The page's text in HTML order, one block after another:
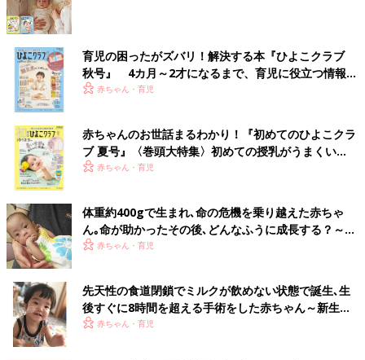
育児の困ったがズバリ！解決する本『ひよこクラブ
秋号』 4カ月～2才になるまで、育児に役立つ情報が
いっぱい！
赤ちゃん・育児
赤ちゃんのお世話まるわかり！『初めてのひよこクラ
ブ 夏号』〈巻頭大特集〉初めての授乳がうまくい
く！ おっぱい・ミルクの基本と夏のトラブル 解決テ
赤ちゃん・育児
体重約400gで生まれ､命の危機を乗り越えた赤ちゃ
ん｡命が助かったその後､どんなふうに成長する？～新
生児医療の現場から～【新生児科医・豊島勝昭】
赤ちゃん・育児
先天性の食道閉鎖でミルクが飲めない状態で誕生､生
後すぐに8時間を超える手術をした赤ちゃん～新生児
医療の現場から～【新生児科医･豊島勝昭】
赤ちゃん・育児